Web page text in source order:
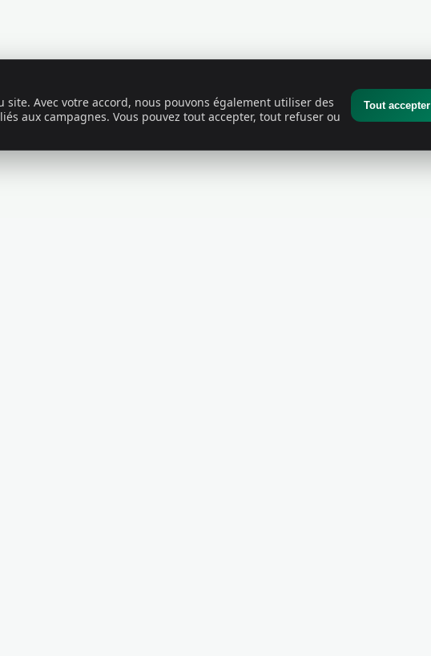
Avec votre accord, nous pouvons également utiliser des
aux campagnes. Vous pouvez tout accepter, tout refuser ou
Tout accepter